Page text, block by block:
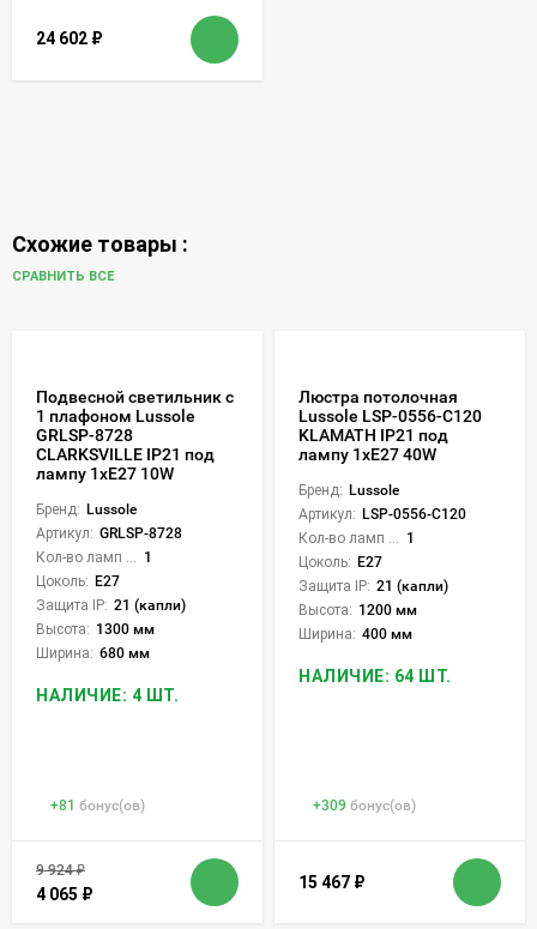
24 602 ₽
Схожие товары :
СРАВНИТЬ ВСЕ
Подвесной светильник с
1 плафоном Lussole
GRLSP-8728
CLARKSVILLE IP21 под
лампу 1xE27 10W
Бренд: Lussole
Артикул: GRLSP-8728
1
Цоколь: E27
Защита IP: 21 (капли)
Высота: 1300 мм
Ширина: 680 мм
НАЛИЧИЕ: 4 ШТ.
+81 бонус(ов)
9 924₽
4 065 ₽
Люстра потолочная
Lussole LSP-0556-C120
KLAMATH IP21 под
лампу 1xE27 40W
Бренд: Lussole
Артикул: LSP-0556-C120
1
Цоколь: E27
Защита IP: 21 (капли)
Высота: 1200 мм
Ширина: 400 мм
НАЛИЧИЕ: 64 ШТ.
+309 бонус(ов)
15 467 ₽